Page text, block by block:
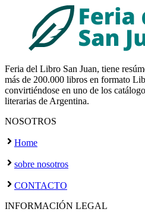
Feria del Libro San Juan, tiene
más de 200.000 libros en formato
convirtiéndose en uno de los
literarias de Argentina.
NOSOTROS
Home
sobre nosotros
CONTACTO
INFORMACIÓN LEGAL